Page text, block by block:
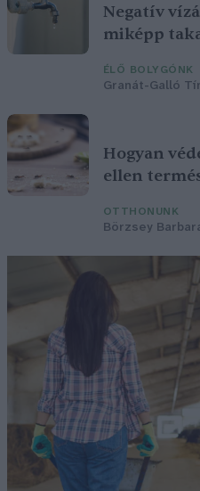
Negatív
miképp
ÉLŐ BOLYGÓNK
Granát-Galló
Hogyan
ellen
OTTHONUNK
Börzsey